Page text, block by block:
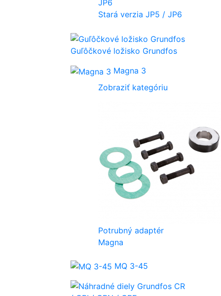
Stará verzia JP5 / JP6
Guľôčkové ložisko Grundfos
Magna 3
Zobraziť kategóriu
Potrubný adaptér
Magna
MQ 3-45